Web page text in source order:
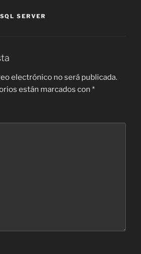
SQL SERVER
electrónico no será publicada.
están marcados con *